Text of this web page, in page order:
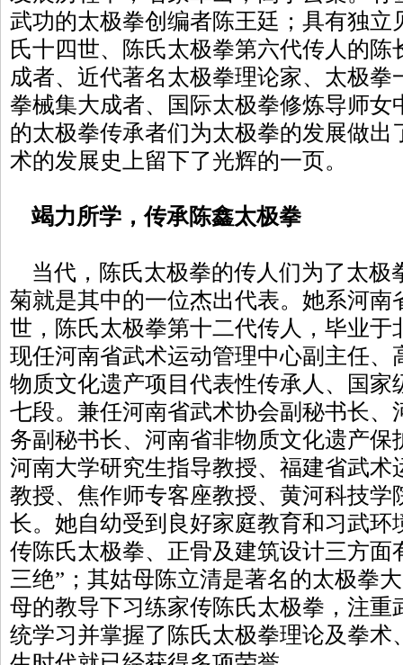
武功的太极拳创编者陈王廷；具有独立
氏十四世、陈氏太极拳第六代传人的
成者、近代著名太极拳理论家、太极
拳械集大成者、国际太极拳修炼导师女
的太极拳传承者们为太极拳的发展做出
术的发展史上留下了光辉的一页。
竭力所学，传承陈鑫太极拳
当代，陈氏太极拳的传人们为了太极
菊就是其中的一位杰出代表。她系河南
世，陈氏太极拳第十二代传人，毕业于
现任河南省武术运动管理中心副主任、
物质文化遗产项目代表性传承人、国家
七段。兼任河南省武术协会副秘书长、
务副秘书长、河南省非物质文化遗产保
河南大学研究生指导教授、福建省武术
教授、焦作师专客座教授、黄河科技学
长。她自幼受到良好家庭教育和习武环
传陈氏太极拳、正骨及建筑设计三方面
三绝”；其姑母陈立清是著名的太极拳
母的教导下习练家传陈氏太极拳，注重
统学习并掌握了陈氏太极拳理论及拳术